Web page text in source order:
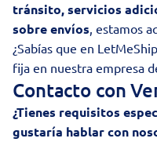
tránsito, servicios
sobre envíos, estamos
¿Sabías que en
fija en nuestra empresa
Contacto con
¿Tienes requisitos
gustaría hablar con